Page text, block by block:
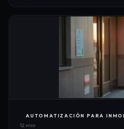
AUTOMATIZACIÓN PARA
12 min